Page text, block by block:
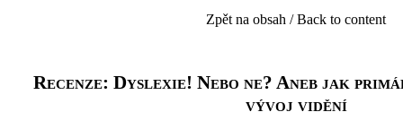
Zpět na obsah / Back to content
Recenze: Dyslexie! Nebo ne? Aneb jak
vývoj vidění